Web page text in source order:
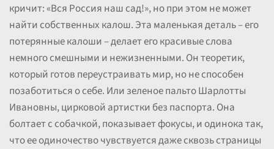
кричит: «Вся Россия наш сад!», но при этом не может
найти собственных калош. Эта маленькая деталь – его
потерянные калоши – делает его красивые слова
немного смешными и нежизненными. Он теоретик,
который готов переустраивать мир, но не способен
позаботиться о себе. Или зеленое пальто Шарлотты
Ивановны, цирковой артистки без паспорта. Она
болтает с собачкой, показывает фокусы, и одинока так,
что ее одиночество чувствуется даже сквозь страницы